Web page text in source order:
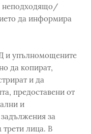
неподходящо/
да информира
и упълномощените
да копират,
и да
предоставени от
и
за
лица. В